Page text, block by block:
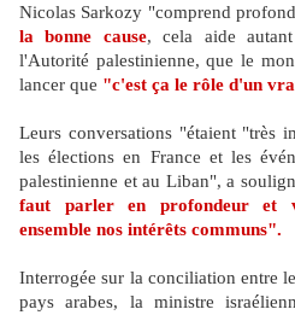
Nicolas Sarkozy "comprend
la bonne cause, cela aide
l'Autorité palestinienne, que le
lancer que "c'est ça le rôle d'un
Leurs conversations "étaient "très
les élections en France et les
palestinienne et au Liban", a
faut parler en profondeur et
ensemble nos intérêts communs".
Interrogée sur la conciliation entre
pays arabes, la ministre